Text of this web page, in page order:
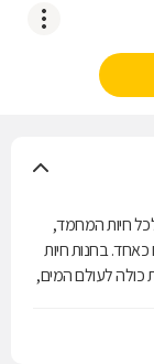
לכל חיות המחמד,
כאחד. בחנות חיות
לעולם המים,
עשיר עם חיות
כל שאלה. צרו